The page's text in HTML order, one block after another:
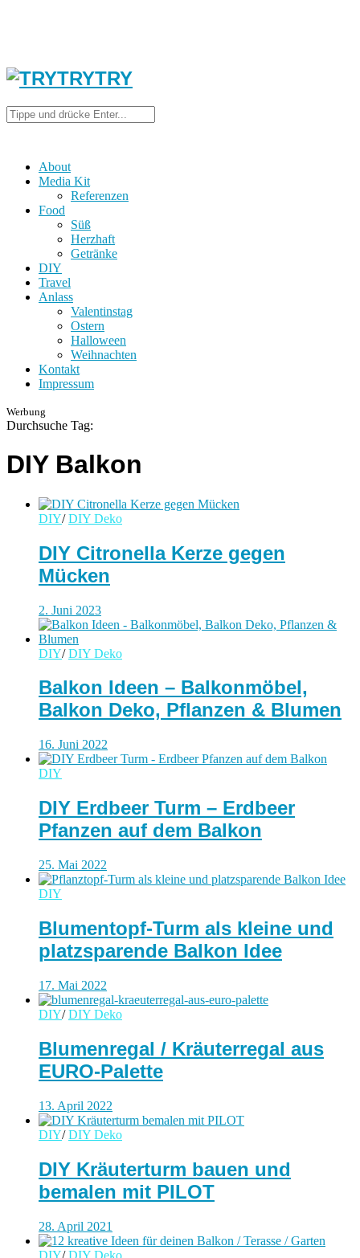
About
Media Kit
Referenzen
Food
Süß
Herzhaft
Getränke
DIY
Travel
Anlass
Valentinstag
Ostern
Halloween
Weihnachten
Kontakt
Impressum
Werbung
Durchsuche Tag:
DIY Balkon
DIY/ DIY Deko
DIY Citronella Kerze gegen
Mücken
2. Juni 2023
DIY/ DIY Deko
Balkon Ideen – Balkonmöbel,
Balkon Deko, Pflanzen & Blumen
16. Juni 2022
DIY
DIY Erdbeer Turm – Erdbeer
Pfanzen auf dem Balkon
25. Mai 2022
DIY
Blumentopf-Turm als kleine und
platzsparende Balkon Idee
17. Mai 2022
DIY/ DIY Deko
Blumenregal / Kräuterregal aus
EURO-Palette
13. April 2022
DIY/ DIY Deko
DIY Kräuterturm bauen und
bemalen mit PILOT
28. April 2021
DIY/ DIY Deko